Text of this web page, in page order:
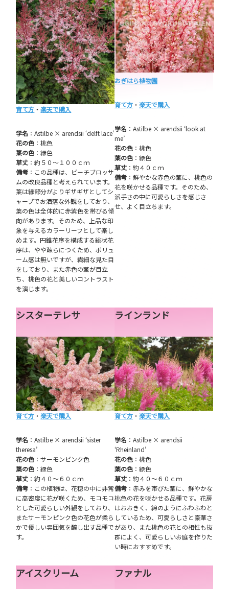
育て方 ・楽天で購入
学名 ：Astilbe × arendsii ‘delft lace’
花の色 ：桃色
葉の色 ：緑色
草丈 ：約５０～１００ｃｍ
備考 ：この品種は、ピーチブロッサ
ムの改良品種と考えられています。
葉は縁部分がよりギザギザとしてシ
ャープでお洒落な外観をしており、
葉の色は全体的に赤紫色を帯びる傾
向があります。そのため、上品な印
象を与えるカラーリーフとして楽し
めます。円錐花序を構成する総状花
序は、やや疎らにつくため、ボリュ
ーム感は無いですが、繊細な見た目
をしており、また赤色の茎が目立
ち、桃色の花と美しいコントラスト
を演じます。
おぎはら植物園
育て方 ・ 楽天で購入
学名 ：Astilbe × arendsii ‘look at
me’
花の色 ：桃色
葉の色 ：緑色
草丈 ：約４０ｃｍ
備考 ：鮮やかな赤色の茎に、桃色の
花を咲かせる品種です。そのため、
派手さの中に可愛らしさを感じさ
せ、よく目立ちます。
シスターテレサ
育て方 ・楽天で購入
学名 ：Astilbe × arendsii ‘sister
theresa’
花の色 ：サーモンピンク色
葉の色 ：緑色
草丈 ：約４０～６０ｃｍ
備考 ：この植物は、花穂の中に非常
に高密度に花が咲くため、モコモコ
とした可愛らしい外観をしており、
またサーモンピンク色の花色が柔ら
かで優しい雰囲気を醸し出す品種で
す。
ラインランド
育て方 ・ 楽天で購入
学名 ：Astilbe × arendsii
‘Rheinland’
花の色 ：桃色
葉の色 ：緑色
草丈 ：約４０～６０ｃｍ
備考 ：赤みを帯びた茎に、鮮やかな
桃色の花を咲かせる品種です。花房
はおおきく、綿のようにふわふわと
しているため、可愛らしさと豪華さ
があり、また桃色の花との相性も抜
群によく、可愛らしいお庭を作りた
い時におすすめです。
アイスクリーム ファナル